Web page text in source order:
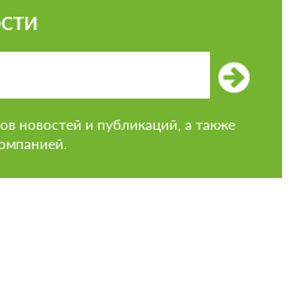
новостей и публикаций, а также